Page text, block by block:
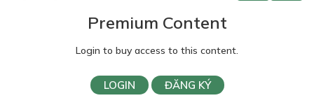
Premium Content
Login to buy access to this content.
LOGIN ĐĂNG KÝ